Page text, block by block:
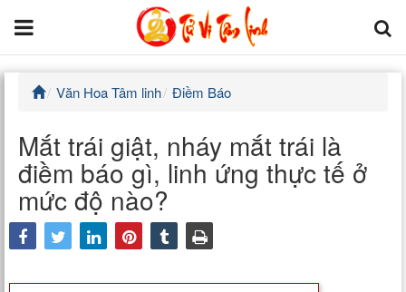
Trang chủ
Tử Vi Đẩu Số
Tử Vi 12 Con Giáp
Phong thủy
Kinh Dịch
Văn Hoa Tâm linh Điềm Báo
Mắt trái giật, nháy mắt trái là
điềm báo gì, linh ứng thực tế ở
mức độ nào?